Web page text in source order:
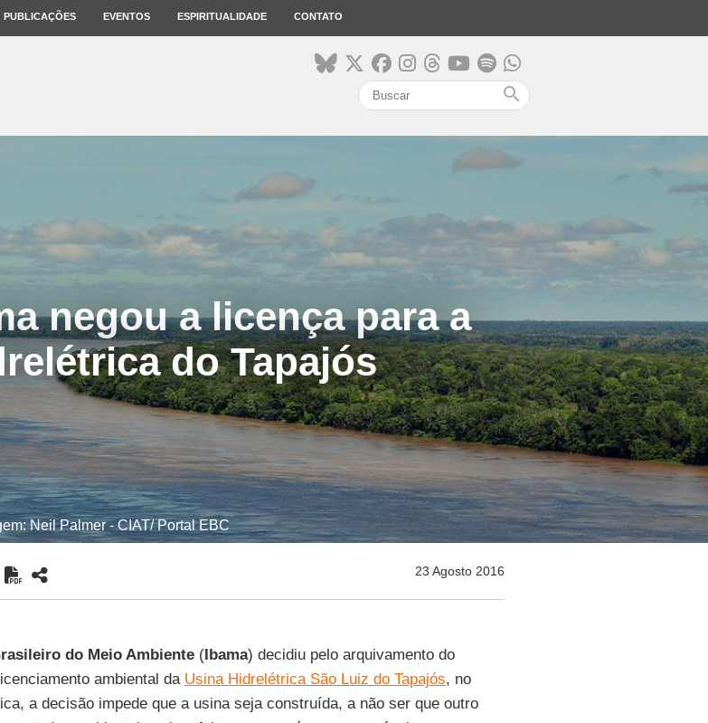
PUBLICAÇÕES EVENTOS ESPIRITUALIDADE CONTATO
search
negou a licença para a
do Tapajós
Neil Palmer - CIAT/ Portal EBC
23 Agosto 2016
do Meio Ambiente(Ibama) decidiu pelo arquivamento do
ambiental da Usina Hidrelétrica São Luiz do Tapajós, no
a decisão impede que a usina seja construída, a não ser que outro